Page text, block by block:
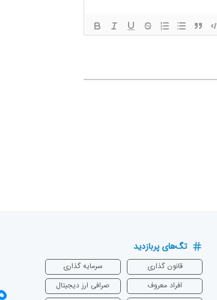
تگ‌های پربازدید
قانون گذاری
سرمایه‌ گذاری
افراد معروف
صرافی ارز دیجیتال